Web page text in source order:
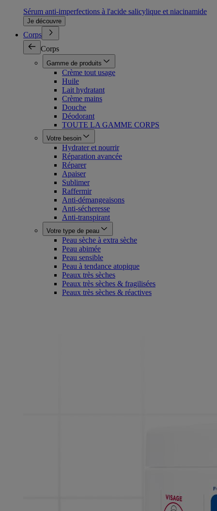
Sérum anti-imperfections à l'acide salicylique et niacinamide
Je découvre
Corps
Corps
Gamme de produits
Crème tout usage
Huile
Lait hydratant
Crème mains
Douche
Déodorant
TOUTE LA GAMME CORPS
Votre besoin
Hydrater et nourrir
Réparation avancée
Réparer
Apaiser
Sublimer
Raffermir
Anti-démangeaisons
Anti-sécheresse
Anti-transpirant
Votre type de peau
Peau sèche à extra sèche
Peau abimée
Peau sensible
Peau à tendance atopique
Peaux très sèches
Peaux très sèches & fragilisées
Peaux très sèches & réactives